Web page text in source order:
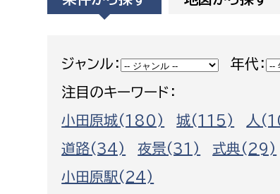
障がい者
傷病者
事業者
労働者
求職者
人権・男女共同参画課
福祉健康部
生活援護課
子
ジャンル： 年代：
注目のキーワード：
小田原城(180)
城(115) 人
道路(34)
夜景(31) 式典(29)
小田原駅(24)